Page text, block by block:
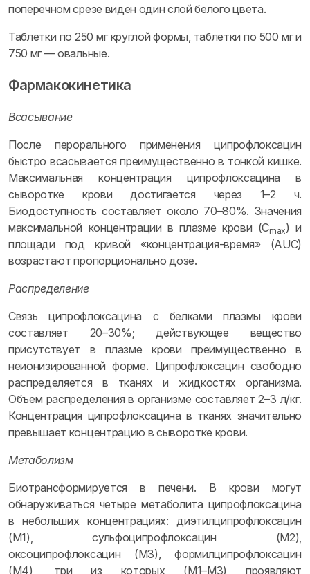
поперечном срезе виден один слой белого цвета.
Таблетки по 250 мг круглой формы, таблетки по 500 мг и
750 мг — овальные.
Фармакокинетика
Всасывание
После перорального применения ципрофлоксацин
быстро всасывается преимущественно в тонкой кишке.
Максимальная концентрация ципрофлоксацина в
сыворотке крови достигается через 1–2 ч.
Биодоступность составляет около 70–80%. Значения
максимальной концентрации в плазме крови (Cmax) и
площади под кривой «концентрация-время» (AUC)
возрастают пропорционально дозе.
Распределение
Связь ципрофлоксацина с белками плазмы крови
составляет 20–30%; действующее вещество
присутствует в плазме крови преимущественно в
неионизированной форме. Ципрофлоксацин свободно
распределяется в тканях и жидкостях организма.
Объем распределения в организме составляет 2–3 л/кг.
Концентрация ципрофлоксацина в тканях значительно
превышает концентрацию в сыворотке крови.
Метаболизм
Биотрансформируется в печени. В крови могут
обнаруживаться четыре метаболита ципрофлоксацина
в небольших концентрациях: диэтилципрофлоксацин
(М1), сульфоципрофлоксацин (М2),
оксоципрофлоксацин (М3), формилципрофлоксацин
(М4), три из которых (М1–М3) проявляют